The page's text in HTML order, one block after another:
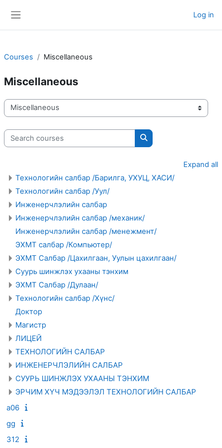
Log in
Courses Miscellaneous
Miscellaneous
Course categories
Search courses
Search courses
Expand all
Технологийн салбар /Барилга, УХУЦ, ХАСИ/
Технологийн салбар /Уул/
Инженерчлэлийн салбар
Инженерчлэлийн салбар /механик/
Инженерчлэлийн салбар /менежмент/
ЭХМТ салбар /Компьютер/
ЭХМТ Салбар /Цахилгаан, Уулын цахилгаан/
Суурь шинжлэх ухааны тэнхим
ЭХМТ Салбар /Дулаан/
Технологийн салбар /Хүнс/
Доктор
Магистр
ЛИЦЕЙ
ТЕХНОЛОГИЙН САЛБАР
ИНЖЕНЕРЧЛЭЛИЙН САЛБАР
СУУРЬ ШИНЖЛЭХ УХААНЫ ТЭНХИМ
ЭРЧИМ ХҮЧ МЭДЭЭЛЭЛ ТЕХНОЛОГИЙН САЛБАР
a06
gg
312